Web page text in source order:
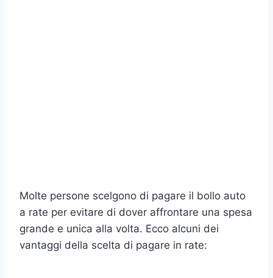
Molte persone scelgono di pagare il bollo auto
a rate per evitare di dover affrontare una spesa
grande e unica alla volta. Ecco alcuni dei
vantaggi della scelta di pagare in rate: